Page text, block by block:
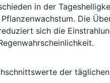
in der
Die
sich die